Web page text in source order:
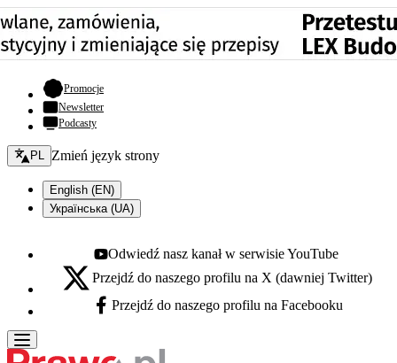
Promocje- otwiera się w nowej karcie
Newsletter
Podcasty
Zmień język - bieżący:
PL Zmień język strony
English (EN)
Українська (UA)
Youtube - otwiera się w nowej karcie
Odwiedź nasz kanał w serwisie YouTube
X - otwiera się w nowej karcie
Przejdź do naszego profilu na X (dawniej Twitter)
Facebook - otwiera się w nowej karcie
Przejdź do naszego profilu na Facebooku